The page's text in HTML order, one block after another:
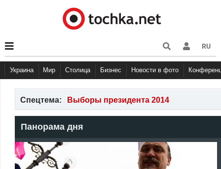
RU
Украина Мир Столица Бизнес Новости в фото
Спецтема: Выборы президента 2014
Панорама дня